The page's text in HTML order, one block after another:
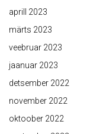
aprill 2023
märts 2023
veebruar 2023
jaanuar 2023
detsember 2022
november 2022
oktoober 2022